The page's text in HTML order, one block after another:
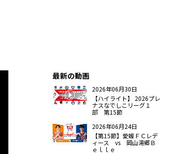
最新の動画
2026年06月30日
【ハイライト】 2026プレ
ナスなでしこリーグ１
部 第15節
2026年06月24日
【第15節】愛媛ＦＣレデ
ィース vs 岡山湯郷Ｂ
ｅｌｌｅ